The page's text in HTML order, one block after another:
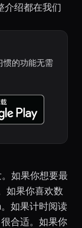
介绍都在我们
惯的功能无需
如果你想要最
如果你喜欢数
如果计时阅读
合适。如果你